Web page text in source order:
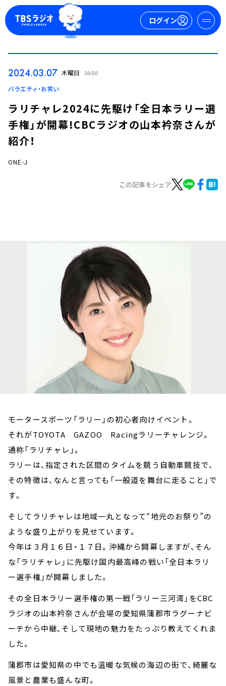
ログイン
ログイン
イベント・グッズ
会社情報
2024.03.07 木曜日 16:50
バラエティ・お笑い
ラリチャレ2024に先駆け「全日本ラリー選
手権」が開幕!CBCラジオの山本衿奈さんが
紹介！
ONE-J
この記事をシェア
モータースポーツ「ラリー」の初心者向けイベント。
それがTOYOTA GAZOO Racingラリーチャレンジ。
通称「ラリチャレ」。
ラリーは、指定された区間のタイムを競う自動車競技で、
その特徴は、なんと言っても「一般道を舞台に走ること」で
す。
そしてラリチャレは地域一丸となって“地元のお祭り”の
ような盛り上がりを見せています。
今年は３月１６日・１７日。沖縄から開幕しますが、そん
な「ラリチャレ」に先駆け国内最高峰の戦い「全日本ラリ
ー選手権」が開幕しました。
その全日本ラリー選手権の第一戦「ラリー三河湾」をCBC
ラジオの山本衿奈さんが会場の愛知県蒲郡市ラグーナビ
ーチから中継、そして現地の魅力をたっぷり教えてくれま
した。
蒲郡市は愛知県の中でも温暖な気候の海辺の街で、綺麗な
風景と農業も盛んな町。